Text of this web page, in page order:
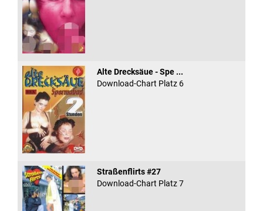
Alte Drecksäue - Spe ...
Download-Chart Platz 6
Straßenflirts #27
Download-Chart Platz 7